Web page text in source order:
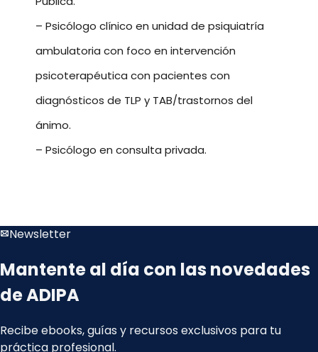
– Psicólogo clínico en unidad de psiquiatría
ambulatoria con foco en intervención
psicoterapéutica con pacientes con
diagnósticos de TLP y TAB/trastornos del
ánimo.
– Psicólogo en consulta privada.